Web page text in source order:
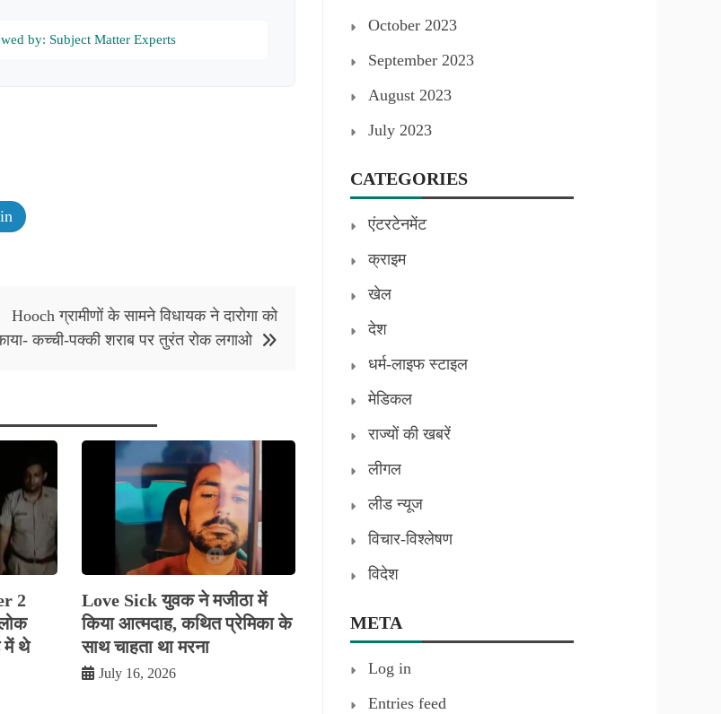
by: Subject Matter Experts
Hooch ग्रामीणों के सामने विधायक ने दारोगा को
कच्ची-पक्की शराब पर तुरंत रोक लगाओ
2
में थे
Love Sick युवक ने मजीठा में
किया आत्मदाह, कथित प्रेमिका के
साथ चाहता था मरना
July 16, 2026
October 2023
September 2023
August 2023
July 2023
CATEGORIES
एंटरटेनमेंट
क्राइम
खेल
देश
धर्म-लाइफ स्टाइल
मेडिकल
राज्यों की खबरें
लीगल
लीड न्यूज
विचार-विश्लेषण
विदेश
META
Log in
Entries feed